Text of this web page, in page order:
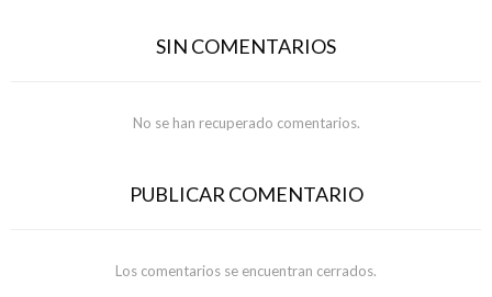
SIN COMENTARIOS
No se han recuperado comentarios.
PUBLICAR COMENTARIO
Los comentarios se encuentran cerrados.